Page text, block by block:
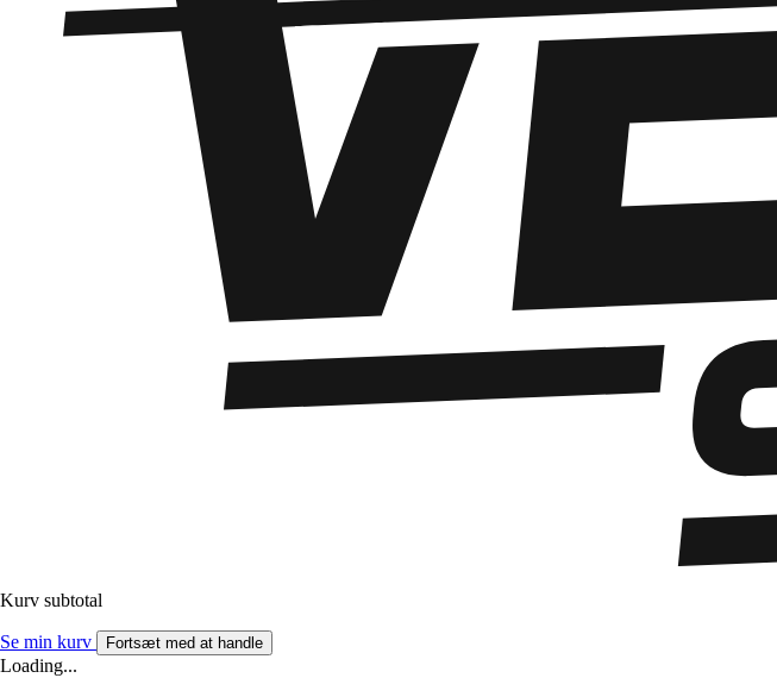
Kurv subtotal
Se min kurv Fortsæt med at handle
Loading...